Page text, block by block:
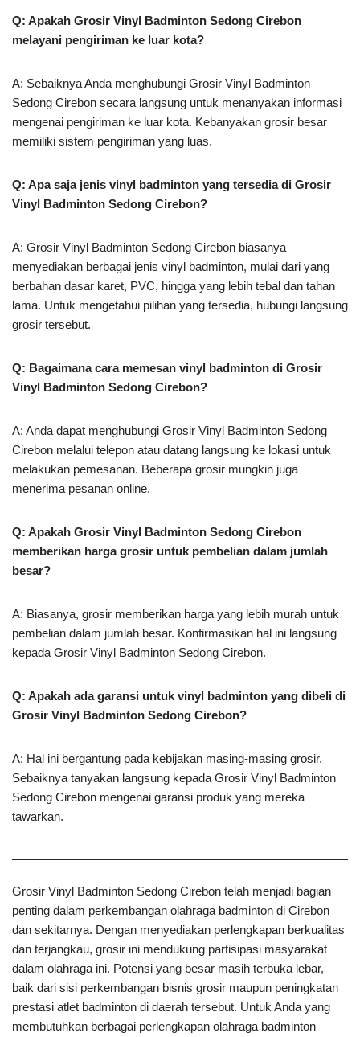
Q: Apakah Grosir Vinyl Badminton Sedong Cirebon
melayani pengiriman ke luar kota?
A: Sebaiknya Anda menghubungi Grosir Vinyl Badminton
Sedong Cirebon secara langsung untuk menanyakan informasi
mengenai pengiriman ke luar kota. Kebanyakan grosir besar
memiliki sistem pengiriman yang luas.
Q: Apa saja jenis vinyl badminton yang tersedia di Grosir
Vinyl Badminton Sedong Cirebon?
A: Grosir Vinyl Badminton Sedong Cirebon biasanya
menyediakan berbagai jenis vinyl badminton, mulai dari yang
berbahan dasar karet, PVC, hingga yang lebih tebal dan tahan
lama. Untuk mengetahui pilihan yang tersedia, hubungi langsung
grosir tersebut.
Q: Bagaimana cara memesan vinyl badminton di Grosir
Vinyl Badminton Sedong Cirebon?
A: Anda dapat menghubungi Grosir Vinyl Badminton Sedong
Cirebon melalui telepon atau datang langsung ke lokasi untuk
melakukan pemesanan. Beberapa grosir mungkin juga
menerima pesanan online.
Q: Apakah Grosir Vinyl Badminton Sedong Cirebon
memberikan harga grosir untuk pembelian dalam jumlah
besar?
A: Biasanya, grosir memberikan harga yang lebih murah untuk
pembelian dalam jumlah besar. Konfirmasikan hal ini langsung
kepada Grosir Vinyl Badminton Sedong Cirebon.
Q: Apakah ada garansi untuk vinyl badminton yang dibeli di
Grosir Vinyl Badminton Sedong Cirebon?
A: Hal ini bergantung pada kebijakan masing-masing grosir.
Sebaiknya tanyakan langsung kepada Grosir Vinyl Badminton
Sedong Cirebon mengenai garansi produk yang mereka
tawarkan.
Grosir Vinyl Badminton Sedong Cirebon telah menjadi bagian
penting dalam perkembangan olahraga badminton di Cirebon
dan sekitarnya. Dengan menyediakan perlengkapan berkualitas
dan terjangkau, grosir ini mendukung partisipasi masyarakat
dalam olahraga ini. Potensi yang besar masih terbuka lebar,
baik dari sisi perkembangan bisnis grosir maupun peningkatan
prestasi atlet badminton di daerah tersebut. Untuk Anda yang
membutuhkan berbagai perlengkapan olahraga badminton